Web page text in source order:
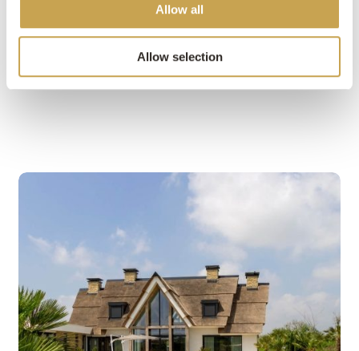
Allow all
Allow selection
MEER PROJECTEN